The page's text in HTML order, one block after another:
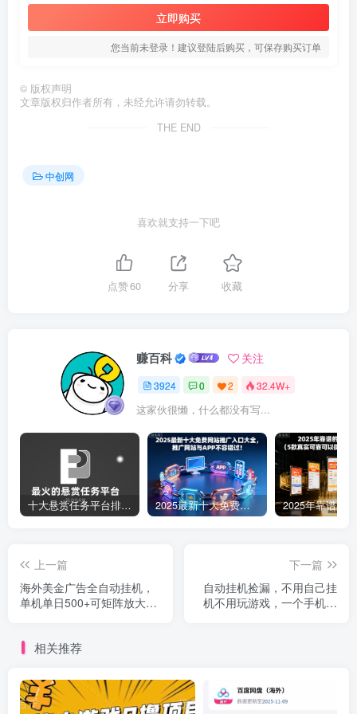
立即购买
您当前未登录！建议登陆后购买，可保存购买订单
© 版权声明
文章版权归作者所有，未经允许请勿转载。
THE END
中创网
喜欢就支持一下吧
点赞60 分享 收藏
赚百科 关注
3924 0 2 32.4W+
这家伙很懒，什么都没有写...
十大悬赏任务平台排行榜（全网最好的悬赏任务平台） 2025最新十大免费网站推广入口大全，推广网站与APP不容错过！
上一篇
海外美金广告全自动挂机，
单机单日500+可矩阵放大设
下一篇
自动挂机捡漏，不用自己挂
机不用玩游戏，一个手机即
相关推荐